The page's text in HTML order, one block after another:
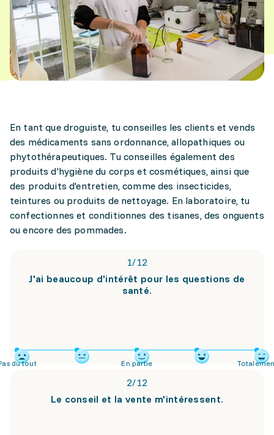
En tant que droguiste, tu conseilles les clients et vends
des médicaments sans ordonnance, allopathiques ou
phytothérapeutiques. Tu conseilles également des
produits d'hygiène du corps et cosmétiques, ainsi que
des produits d'entretien, comme des insecticides,
teintures ou produits de nettoyage. En laboratoire, tu
confectionnes et conditionnes des tisanes, des onguents
ou encore des pommades.
1/12
J'ai beaucoup d'intérêt pour les questions de
santé.
du tout En partie
2/12
Le conseil et la vente m'intéressent.